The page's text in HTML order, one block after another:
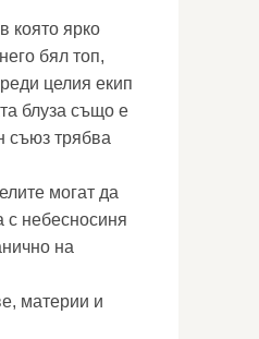
която ярко
бял топ,
целия екип
блуза също е
съюз трябва
могат да
с небесносиня
на
материи и